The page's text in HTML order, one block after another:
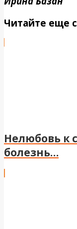
Читайте еще
Нелюбовь к
болезнь…